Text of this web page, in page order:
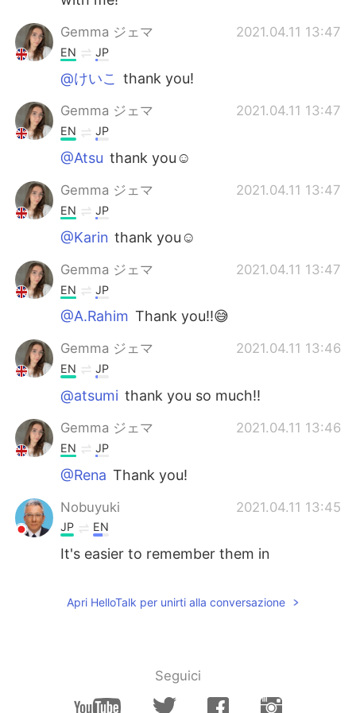
Gemma ジェマ 2021.04.11 13:47
EN JP
@けいこ thank you!
Gemma ジェマ 2021.04.11 13:47
EN JP
@Atsu thank you☺
Gemma ジェマ 2021.04.11 13:47
EN JP
@Karin thank you☺
Gemma ジェマ 2021.04.11 13:47
EN JP
@A.Rahim Thank you!!😅
Gemma ジェマ 2021.04.11 13:46
EN JP
@atsumi thank you so much!!
Gemma ジェマ 2021.04.11 13:46
EN JP
@Rena Thank you!
Nobuyuki 2021.04.11 13:45
JP EN
It's easier to remember them in
は、わんわんとほえる。 ・せなかがかゆ
た。 ・ひる(ひるま)はあかるい。 daytime
= from sunrise to sunset ・いえをたて
る。 ・にほんのへやはせまい。 ・そとでサ
Apri HelloTalk per unirti alla conversazione
Seguici